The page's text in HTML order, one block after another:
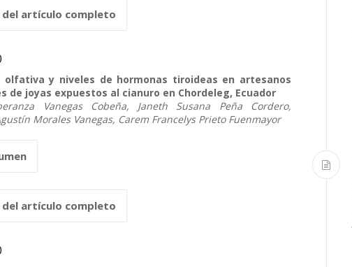
del artículo completo
olfativa y niveles de hormonas tiroideas en artesanos
de joyas expuestos al cianuro en Chordeleg, Ecuador
Vanegas Cobeña, Janeth Susana Peña Cordero,
Morales Vanegas, Carem Francelys Prieto Fuenmayor
del artículo completo